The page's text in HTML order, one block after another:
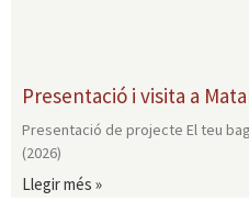
Presentació i visita a
Presentació de projecte El teu
(2026)
Llegir més »